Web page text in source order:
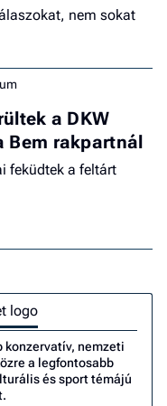
nem sokat
a DKW
Bem rakpartnál
feküdtek a feltárt
konzervatív, nemzeti
a legfontosabb
és sport témájú